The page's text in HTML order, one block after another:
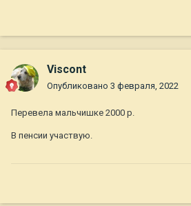
Viscont
Опубликовано 3 февраля, 2022
Перевела мальчишке 2000 р.
В пенсии участвую.